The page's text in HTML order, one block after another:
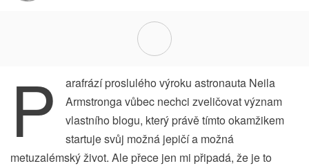
P
arafrází proslulého výroku astronauta Neila
Armstronga vůbec nechci zveličovat význam
vlastního blogu, který právě tímto okamžikem
startuje svůj možná jepičí a možná
metuzalémský život. Ale přece jen mi připadá, že je to